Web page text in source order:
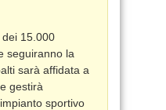
15.000
seguiranno la
sarà affidata a
gestirà
sportivo